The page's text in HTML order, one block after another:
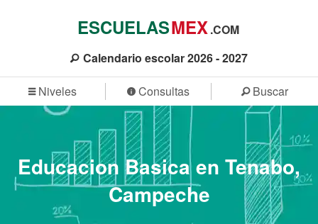
ESCUELASMEX.COM
Calendario escolar 2026 - 2027
Niveles Consultas Buscar
Educacion Basica en Tenabo,
Campeche